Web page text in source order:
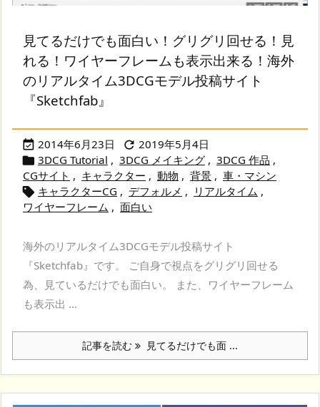
見てるだけでも面白い！グリグリ回せる！見
れる！ワイヤーフレームも表示出来る！海外
のリアルタイム3DCGモデル投稿サイト
『Sketchfab』
 2014年6月23日  2019年5月4日
 3DCG Tutorial , 3DCG メイキング , 3DCG 作品 ,
CGサイト , キャラクター , 動物 , 背景 , 車・マシン
 キャラクターCG , デフォルメ , リアルタイム ,
ワイヤーフレーム , 面白い
海外のリアルタイム3DCGモデル投稿サイト
『Sketchfab』です。 ご自身で視点をグリグリ回せる
為、見ているだけでも面白い。 また、ワイヤーフレーム
も表示出 ...
記事を読む 見てるだけでも面 ...